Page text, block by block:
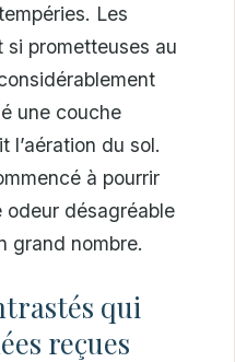
Les
si prometteuses au
une couche
l’aération du sol.
à pourrir
odeur désagréable
grand nombre.
qui
reçues